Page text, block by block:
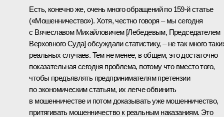
Есть, конечно же, очень много обращений по 159‑й статье
(«Мошенничество»). Хотя, честно говоря – мы сегодня
с Вячеславом Михайловичем [Лебедевым, Председателем
Верховного Суда] обсуждали статистику, – не так много
реальных случаев. Тем не менее, в общем, это достаточно
показательная сегодня проблема, потому что вместо того,
чтобы предъявлять предпринимателям претензии
по экономическим статьям, их легче обвинить
в мошенничестве и потом доказывать уже мошенничество,
притягивать мошенничество к реальным наказаниям. Это